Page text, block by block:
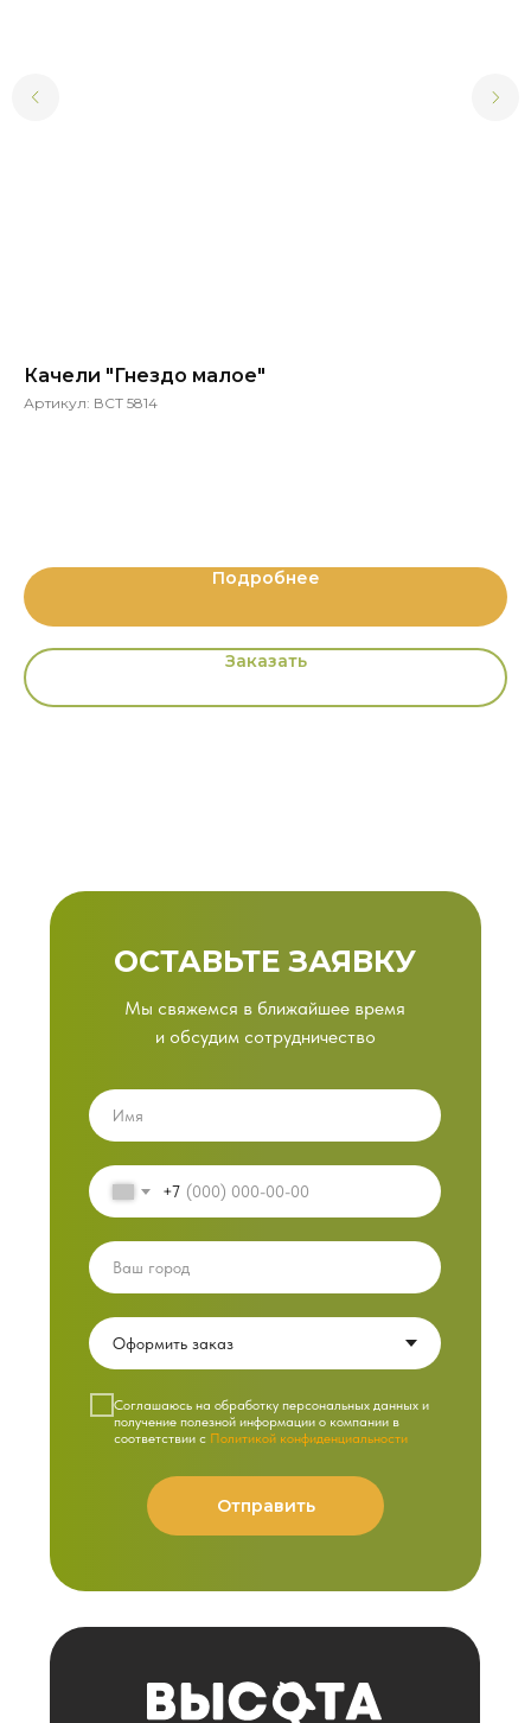
Качели "Гнездо малое"
Артикул: ВСТ 5814
Подробнее
Заказать
ОСТАВЬТЕ ЗАЯВКУ
Мы свяжемся в ближайшее время
и обсудим сотрудничество
+7
Cоглашаюсь на обработку персональных данных и
получение полезной информации о компании в
соответствии с Политикой конфиденциальности
Отправить